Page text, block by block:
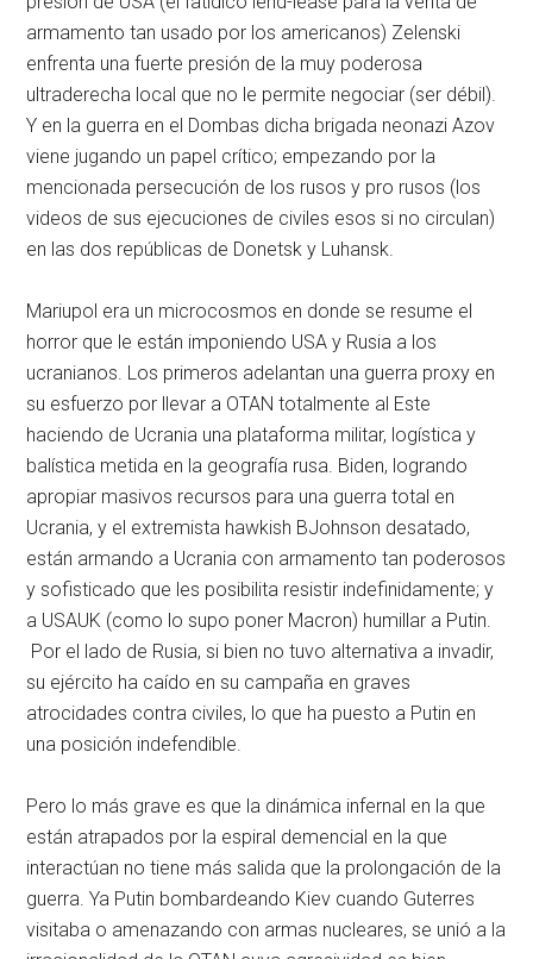
armamento tan usado por los americanos) Zelenski
enfrenta una fuerte presión de la muy poderosa
ultraderecha local que no le permite negociar (ser débil).
Y en la guerra en el Dombas dicha brigada neonazi Azov
viene jugando un papel crítico; empezando por la
mencionada persecución de los rusos y pro rusos (los
videos de sus ejecuciones de civiles esos si no circulan)
en las dos repúblicas de Donetsk y Luhansk.
Mariupol era un microcosmos en donde se resume el
horror que le están imponiendo USA y Rusia a los
ucranianos. Los primeros adelantan una guerra proxy en
su esfuerzo por llevar a OTAN totalmente al Este
haciendo de Ucrania una plataforma militar, logística y
balística metida en la geografía rusa. Biden, logrando
apropiar masivos recursos para una guerra total en
Ucrania, y el extremista hawkish BJohnson desatado,
están armando a Ucrania con armamento tan poderosos
y sofisticado que les posibilita resistir indefinidamente; y
a USAUK (como lo supo poner Macron) humillar a Putin.
Por el lado de Rusia, si bien no tuvo alternativa a invadir,
su ejército ha caído en su campaña en graves
atrocidades contra civiles, lo que ha puesto a Putin en
una posición indefendible.
Pero lo más grave es que la dinámica infernal en la que
están atrapados por la espiral demencial en la que
interactúan no tiene más salida que la prolongación de la
guerra. Ya Putin bombardeando Kiev cuando Guterres
visitaba o amenazando con armas nucleares, se unió a la